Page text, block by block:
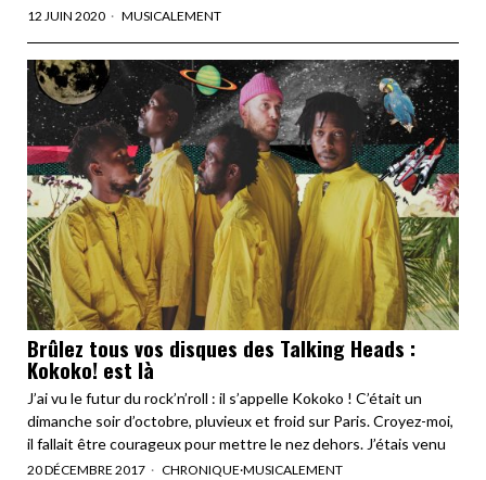
12 JUIN 2020 MUSICALEMENT
Brûlez tous vos disques des Talking Heads :
Kokoko! est là
J’ai vu le futur du rock’n’roll : il s’appelle Kokoko ! C’était un
dimanche soir d’octobre, pluvieux et froid sur Paris. Croyez-moi,
il fallait être courageux pour mettre le nez dehors. J’étais venu
20 DÉCEMBRE 2017 CHRONIQUE·MUSICALEMENT